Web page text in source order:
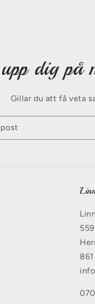
dig på
Gillar du att få veta